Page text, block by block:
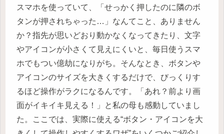
スマホを使っていて、「せっかく押したのに隣のボ
タンが押されちゃった…」なんてこと、ありません
か？指先が思いどおり動かなくなってきたり、文字
やアイコンが小さくて見えにくいと、毎日使うスマ
ホでもつい億劫になりがち。そんなとき、ボタンや
アイコンのサイズを大きくするだけで、びっくりす
るほど操作がラクになるんです。「あれ？前より画
面がイキイキ見える！」と私の母も感動していまし
た。ここでは、実際に使える“ボタン・アイコンを大